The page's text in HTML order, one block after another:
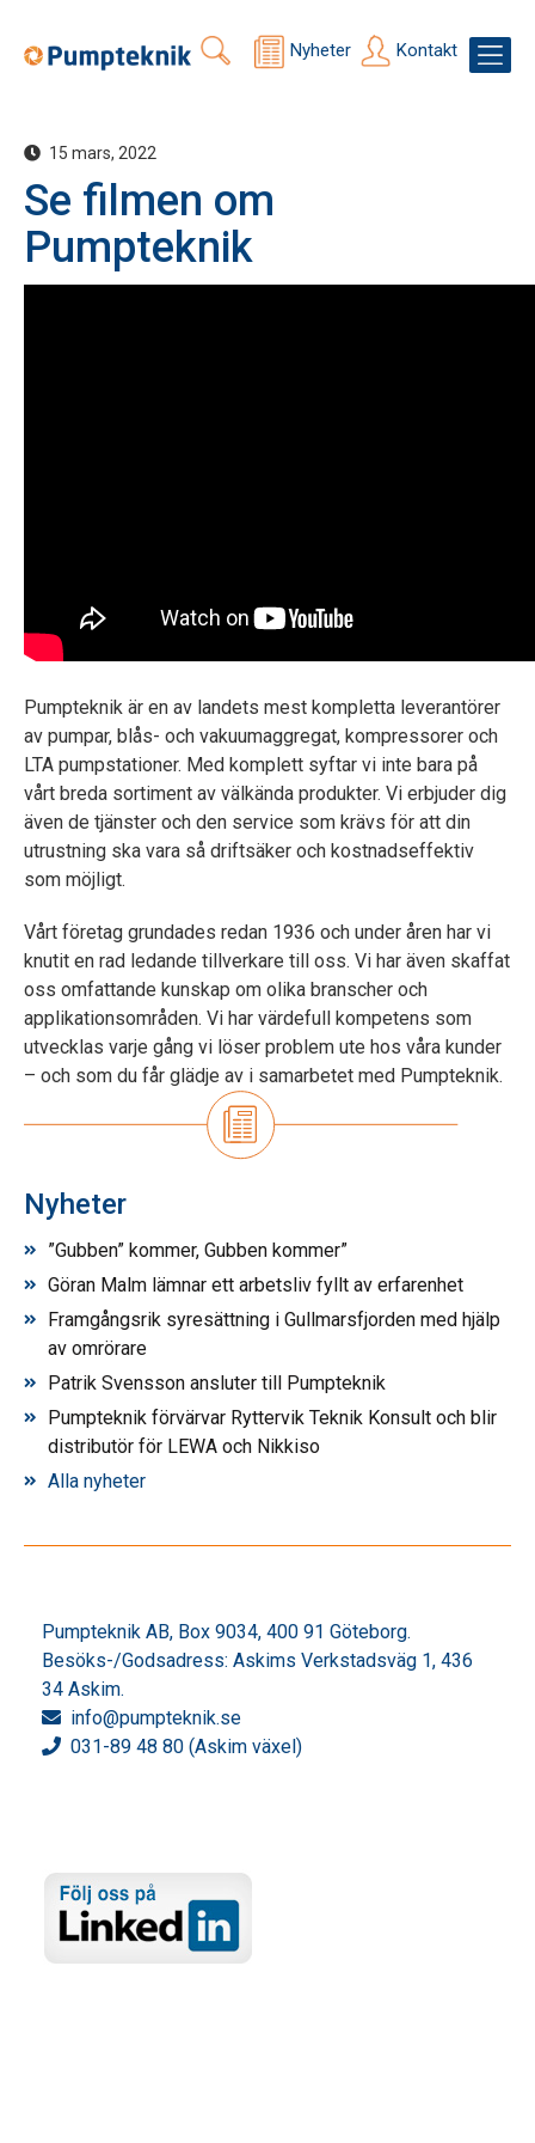
Nyheter Kontakt
15 mars, 2022
Se filmen om
Pumpteknik
Pumpteknik är en av landets mest kompletta leverantörer
av pumpar, blås- och vakuumaggregat, kompressorer och
LTA pumpstationer. Med komplett syftar vi inte bara på
vårt breda sortiment av välkända produkter. Vi erbjuder dig
även de tjänster och den service som krävs för att din
utrustning ska vara så driftsäker och kostnadseffektiv
som möjligt.
Vårt företag grundades redan 1936 och under åren har vi
knutit en rad ledande tillverkare till oss. Vi har även skaffat
oss omfattande kunskap om olika branscher och
applikationsområden. Vi har värdefull kompetens som
utvecklas varje gång vi löser problem ute hos våra kunder
– och som du får glädje av i samarbetet med Pumpteknik.
Nyheter
”Gubben” kommer, Gubben kommer”
Göran Malm lämnar ett arbetsliv fyllt av erfarenhet
Framgångsrik syresättning i Gullmarsfjorden med hjälp
av omrörare
Patrik Svensson ansluter till Pumpteknik
Pumpteknik förvärvar Ryttervik Teknik Konsult och blir
distributör för LEWA och Nikkiso
Alla nyheter
Pumpteknik AB, Box 9034, 400 91 Göteborg.
Besöks-/Godsadress: Askims Verkstadsväg 1, 436
34 Askim.
info@pumpteknik.se
031-89 48 80 (Askim växel)